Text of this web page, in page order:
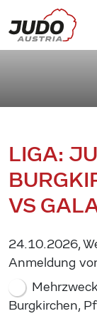
LIGA: JU
VS
24.10.2026,
Anmeldung
Burgkirchen,